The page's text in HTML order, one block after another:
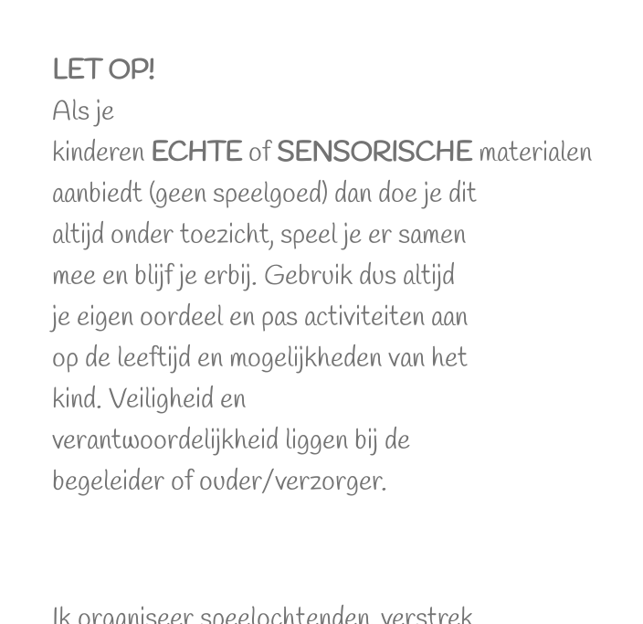
LET OP!
Als je
kinderen ECHTEofSENSORISCHE materialen
aanbiedt (geen speelgoed) dan doe je dit
altijd onder toezicht, speel je er samen
mee en blijf je erbij. Gebruik dus altijd
je eigen oordeel en pas activiteiten aan
op de leeftijd en mogelijkheden van het
kind. Veiligheid en
verantwoordelijkheid liggen bij de
begeleider of ouder/verzorger.